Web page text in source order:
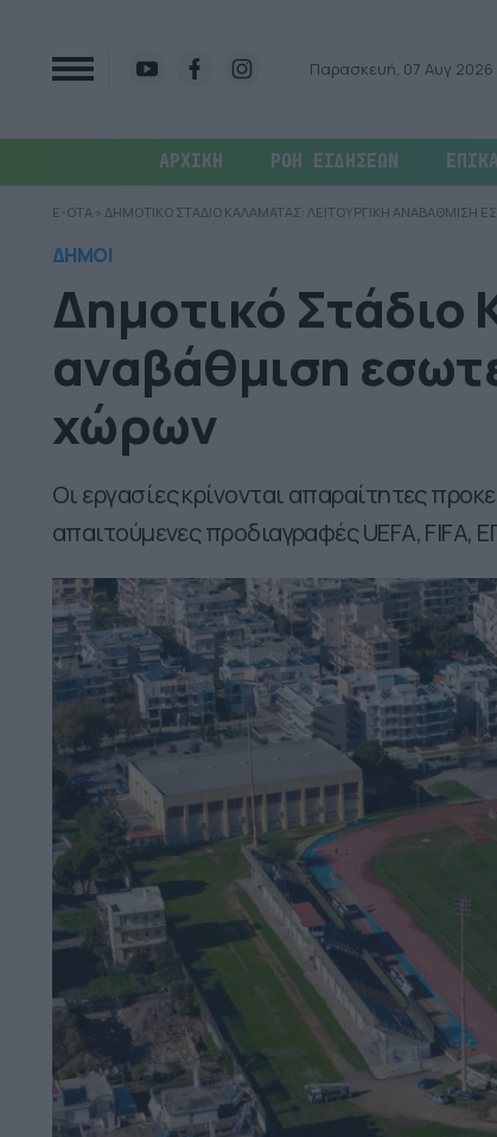
Παρασκευή, 07 Αυγ 2026
ΑΡΧΙΚΗ ΡΟΗ ΕΙΔΗΣΕΩΝ
E-OTA » ΔΗΜΟΤΙΚΟ ΣΤΑΔΙΟ ΚΑΛΑΜΑΤΑΣ: ΛΕΙΤΟΥΡΓΙΚΗ ΑΝΑΒΑΘΜΙΣΗ
ΔΗΜΟΙ
Δημοτικό Στάδιο
αναβάθμιση
χώρων
Οι εργασίες κρίνονται απαραίτητες
απαιτούμενες προδιαγραφές UEFA, FIFA,